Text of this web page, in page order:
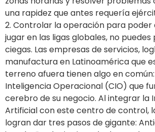
una rapidez que antes requería
2. Controlar la operación para
jugar en las ligas globales, no
ciegas. Las empresas de servicios,
manufactura en Latinoamérica que
terreno afuera tienen algo en
Inteligencia Operacional (CIO) que
cerebro de su negocio. Al integrar la
Artificial con este centro de control,
logran dar tres pasos de gigante: